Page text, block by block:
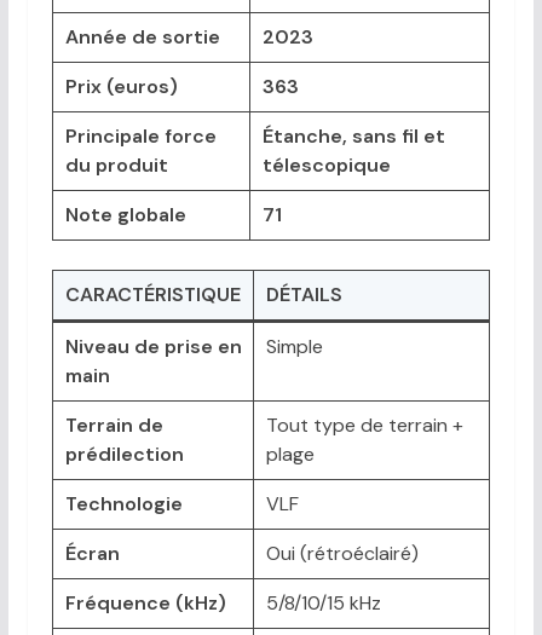
Année de sortie
2023
Prix (euros)
363
Principale force
du produit
Étanche, sans fil et
télescopique
Note globale
71
CARACTÉRISTIQUE DÉTAILS
Niveau de prise en
main
Simple
Terrain de
prédilection
Tout type de terrain +
plage
Technologie
VLF
Écran
Oui (rétroéclairé)
Fréquence (kHz)
5/8/10/15 kHz